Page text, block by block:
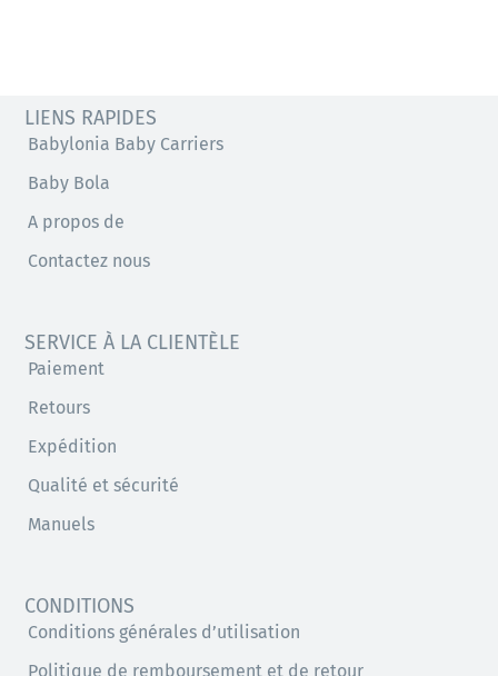
LIENS RAPIDES
Babylonia Baby Carriers
Baby Bola
A propos de
Contactez nous
SERVICE À LA CLIENTÈLE
Paiement
Retours
Expédition
Qualité et sécurité
Manuels
CONDITIONS
Conditions générales d’utilisation
Politique de remboursement et de retour